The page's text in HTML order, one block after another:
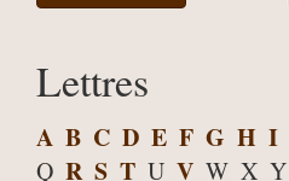
Lettres
A B C D E F G H I
Q R S T U V W X Y